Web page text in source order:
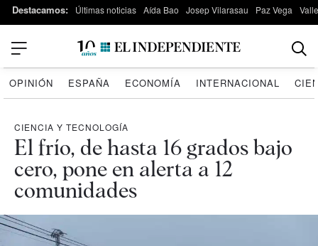
Destacamos: Últimas noticias Aída Bao Josep Vilarasau Paz Vega
OPINIÓN ESPAÑA ECONOMÍA INTERNACIONAL
CIENCIA Y TECNOLOGÍA
El frío, de hasta 16 grados bajo
cero, pone en alerta a 12
comunidades